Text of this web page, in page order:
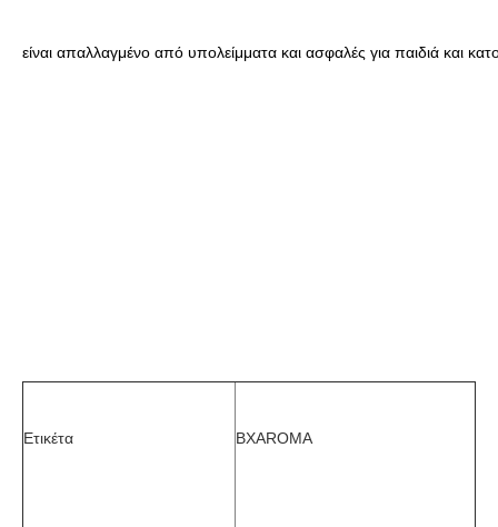
είναι απαλλαγμένο από υπολείμματα και ασφαλές για παιδιά και
Ετικέτα BXAROMA